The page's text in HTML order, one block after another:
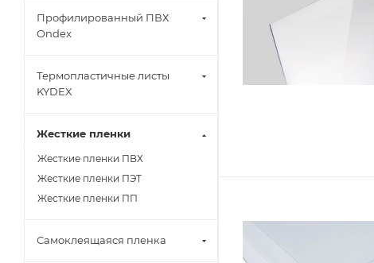
Профилированный ПВХ
Ondex
Термопластичные листы
KYDEX
Жесткие пленки
Жесткие пленки ПВХ
Жесткие пленки ПЭТ
Жесткие пленки ПП
Самоклеящаяся пленка